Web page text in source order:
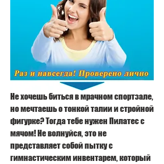
Не хочешь биться в мрачном спортзале,
но мечтаешь о тонкой талии и стройной
фигурке? Тогда тебе нужен Пилатес с
мячом! Не волнуйся, это не
представляет собой пытку с
гимнастическим инвентарем, который